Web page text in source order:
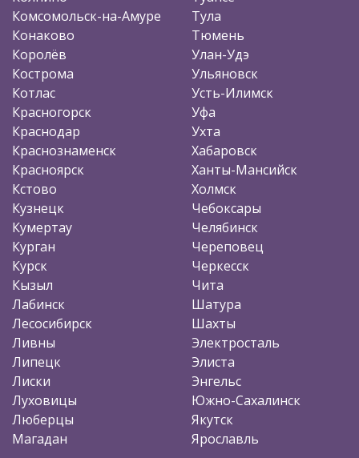
Комсомольск-на-Амуре
Конаково
Королёв
Кострома
Котлас
Красногорск
Краснодар
Краснознаменск
Красноярск
Кстово
Кузнецк
Кумертау
Курган
Курск
Кызыл
Лабинск
Лесосибирск
Ливны
Липецк
Лиски
Луховицы
Люберцы
Магадан
Тула
Тюмень
Улан-Удэ
Ульяновск
Усть-Илимск
Уфа
Ухта
Хабаровск
Ханты-Мансийск
Холмск
Чебоксары
Челябинск
Череповец
Черкесск
Чита
Шатура
Шахты
Электросталь
Элиста
Энгельс
Южно-Сахалинск
Якутск
Ярославль